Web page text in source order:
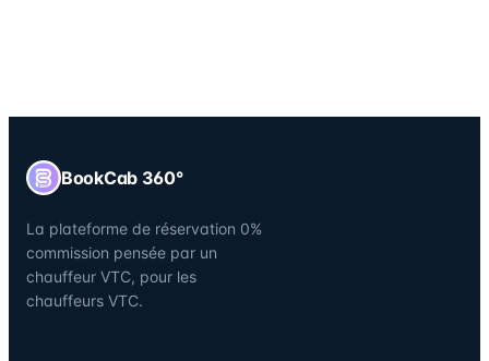
BookCab 360°
La plateforme de réservation 0%
commission pensée par un
chauffeur VTC, pour les
chauffeurs VTC.